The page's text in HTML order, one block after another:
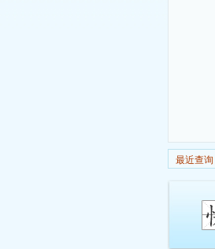
最近查询